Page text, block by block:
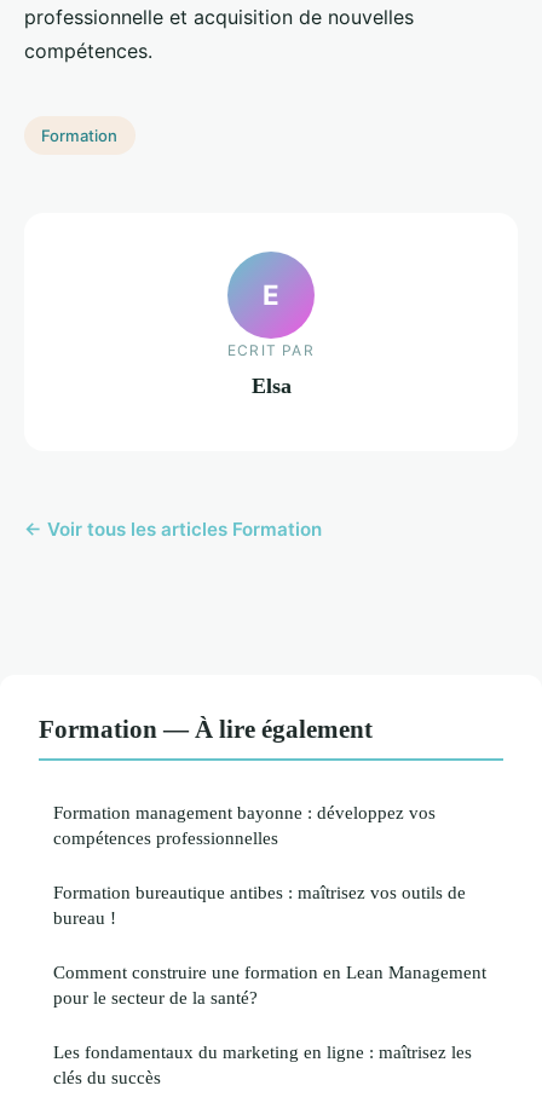
professionnelle et acquisition de nouvelles
compétences.
Formation
E
ECRIT PAR
Elsa
← Voir tous les articles Formation
Formation — À lire également
Formation management bayonne : développez vos
compétences professionnelles
Formation bureautique antibes : maîtrisez vos outils de
bureau !
Comment construire une formation en Lean Management
pour le secteur de la santé?
Les fondamentaux du marketing en ligne : maîtrisez les
clés du succès